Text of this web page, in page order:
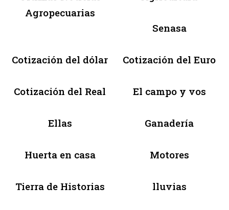
Agropecuarias
Senasa
Cotización del dólar Cotización del Euro
Cotización del Real El campo y vos
Ellas Ganadería
Huerta en casa Motores
Tierra de Historias lluvias